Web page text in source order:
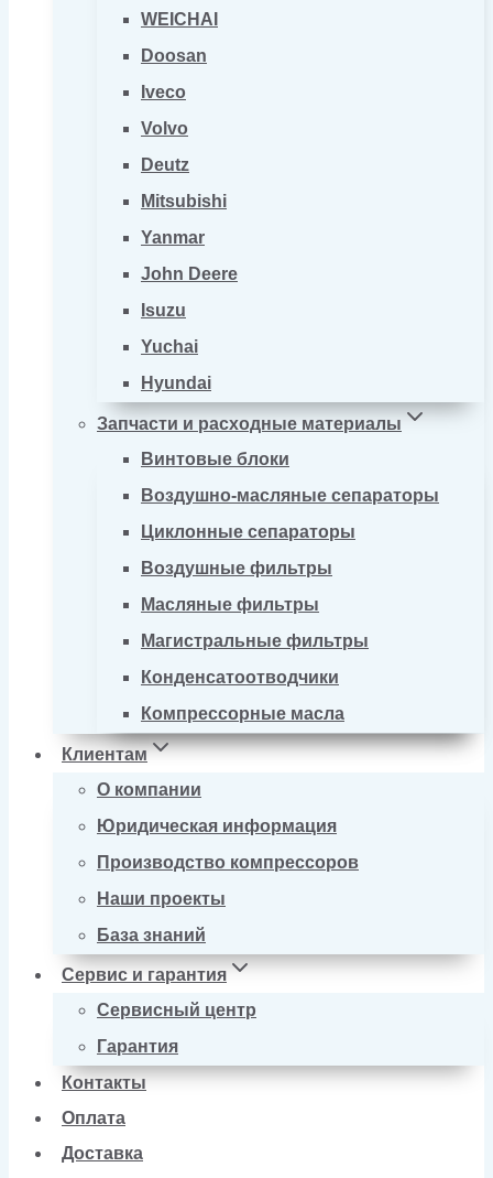
WEICHAI
Doosan
Iveco
Volvo
Deutz
Mitsubishi
Yanmar
John Deere
Isuzu
Yuchai
Hyundai
Запчасти и расходные материалы
Винтовые блоки
Воздушно-масляные сепараторы
Циклонные сепараторы
Воздушные фильтры
Масляные фильтры
Магистральные фильтры
Конденсатоотводчики
Компрессорные масла
Клиентам
О компании
Юридическая информация
Производство компрессоров
Наши проекты
База знаний
Сервис и гарантия
Сервисный центр
Гарантия
Контакты
Оплата
Доставка